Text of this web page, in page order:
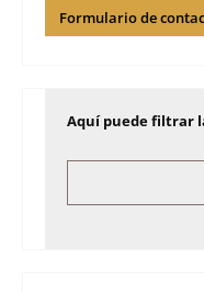
Formulario de
Aquí puede filtrar